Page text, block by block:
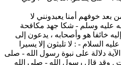
خوفهم أمنا يعبدونني لا
عليه وسلم - شكا جهد مكافحة
خائفا هو وأصحابه ، يدعون إلى
السلام - : لا تلبثون إلا يسيرا
دلالة على نبوة رسول الله - صلى
. وقد قال رسول الله - صلى الله